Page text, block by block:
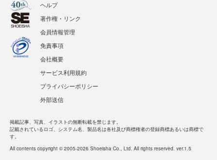
ヘルプ
著作権・リンク
会員情報管理
免責事項
会社概要
サービス利用規約
プライバシーポリシー
外部送信
掲載記事、写真、イラストの無断転載を禁じます。
記載されているロゴ、システム名、製品名は各社及び商標権者の登録商標あるいは商標で
す。
All contents copyright © 2005-2026 Shoeisha Co., Ltd. All rights reserved. ver.1.5